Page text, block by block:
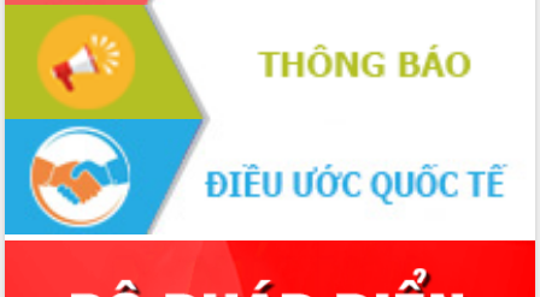
Tổ chức trang trọng Lễ hội Đền thờ
Lương Văn Chánh năm 2026
Phó Bí thư Tỉnh ủy Đắk Lắk Đỗ Hữu
Huy giữ chức Bí thư Đảng ủy Ủy Ban
Nhân dân tỉnh
Bệnh án điện tử thúc đẩy chuyển đổi
số y tế tại Đắk Lắk
Chuyển đổi số thư viện: Mở rộng
không gian tri thức trong thời đại số
Đánh giá, rút kinh nghiệm công tác tổ
chức diễn tập trước ngày bầu cử